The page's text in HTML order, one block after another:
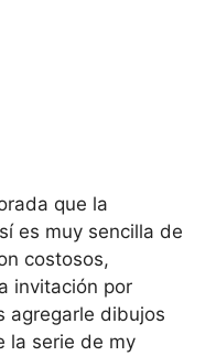
que la
es muy sencilla de
costosos,
invitación por
agregarle dibujos
la serie de my